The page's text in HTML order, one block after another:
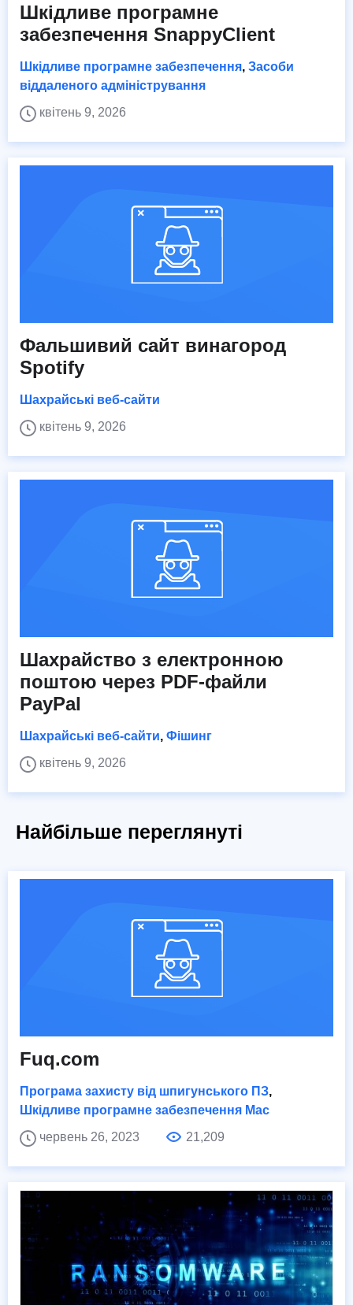
Шкідливе програмне
забезпечення SnappyClient
Шкідливе програмне забезпечення, Засоби
віддаленого адміністрування
квітень 9, 2026
Фальшивий сайт винагород
Spotify
Шахрайські веб-сайти
квітень 9, 2026
Шахрайство з електронною
поштою через PDF-файли
PayPal
Шахрайські веб-сайти, Фішинг
квітень 9, 2026
Найбільше переглянуті
Fuq.com
Програма захисту від шпигунського ПЗ,
Шкідливе програмне забезпечення Mac
червень 26, 2023
21,209